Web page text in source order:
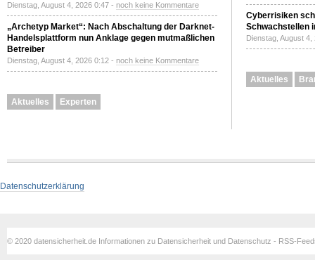
Dienstag, August 4, 2026 0:47 - noch keine Kommentare
„Archetyp Market“: Nach Abschaltung der Darknet-
Handelsplattform nun Anklage gegen mutmaßlichen
Betreiber
Dienstag, August 4, 2026 0:12 - noch keine Kommentare
Aktuelles Experten
Cyberrisiken
Schwachstellen
Dienstag, August
Aktuelles
Datenschutzerklärung
© 2020 datensicherheit.de Informationen zu Datensicherheit und Datenschutz - RSS-